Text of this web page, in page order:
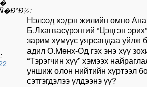
Нэлээд хэдэн жилийн өмнө
Б.Лхагвасүрэнгий “Цэцгэн
зарим хүмүүс уярсандаа уйлж
адил О.Мөнх-Од гэх энэ хүү
“Тэрэгчин хүү” хэмээх
уншиж олон нийтийн хүртээл
сэтгэгдэлээ үлдээнэ үү?